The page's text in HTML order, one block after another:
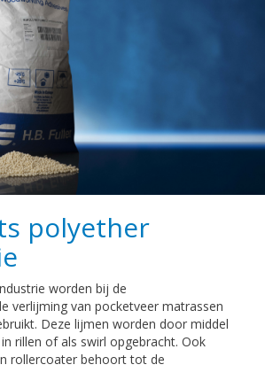
polyether
worden bij de
verlijming van pocketveer matrassen
Deze lijmen worden door middel
rillen of als swirl opgebracht. Ook
rollercoater behoort tot de